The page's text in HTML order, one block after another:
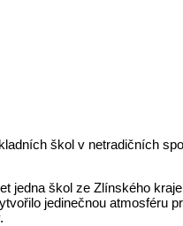
škol v netradičních
jedna škol ze Zlínského
jedinečnou